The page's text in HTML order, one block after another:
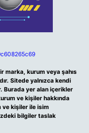
marka, kurum veya şahıs
Sitede yalnızca kendi
Burada yer alan içerikler
ve kişiler hakkında
ve kişiler ile isim
bilgiler taslak